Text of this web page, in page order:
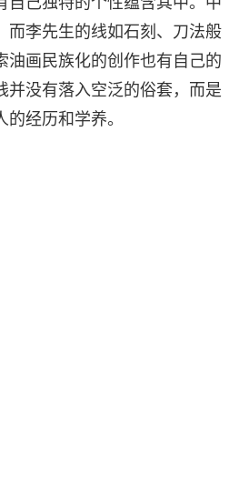
而李先生的线如石刻、刀法般
油画民族化的创作也有自己的
并没有落入空泛的俗套，而是
经历和学养。